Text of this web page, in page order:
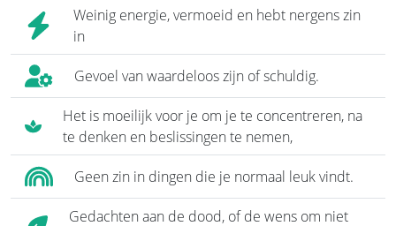
Weinig energie, vermoeid en hebt nergens zin
in
Gevoel van waardeloos zijn of schuldig.
Het is moeilijk voor je om je te concentreren, na
te denken en beslissingen te nemen,
Geen zin in dingen die je normaal leuk vindt.
Gedachten aan de dood, of de wens om niet